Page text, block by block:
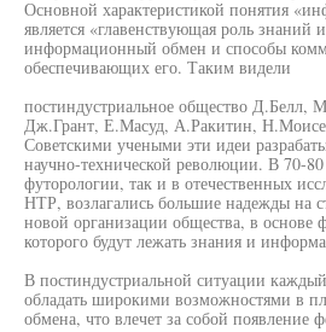
Основной характеристикой понятия
является «главенствующая роль
информационный обмен и способы
обеспечивающих его. Таким видели
постиндустриальное общество
Дж.Грант, Е.Масуд, А.Ракитин,
Советскими учеными эти идеи
научно-технической революции. В 70-80
футорологии, так и в отечественных
НТР, возлагались большие надежды на
новой организации общества, в основе
которого будут лежать знания и
В постиндустриальной ситуации
обладать широкими возможностями в
обмена, что влечет за собой появление